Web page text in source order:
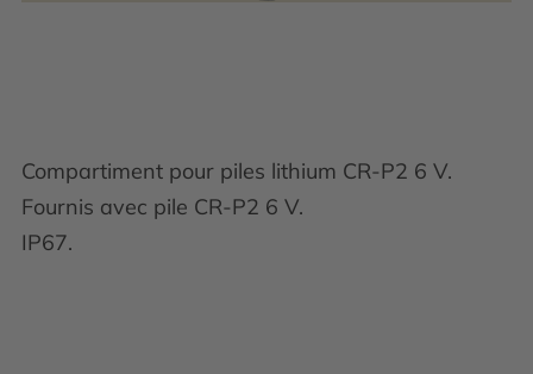
Compartiment pour piles lithium CR-P2 6 V.
Fournis avec pile CR-P2 6 V.
IP67.